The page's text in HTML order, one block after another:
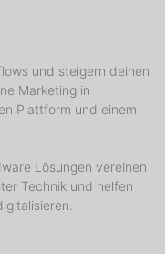
und steigern deinen
Marketing in
Plattform und einem
Lösungen vereinen
Technik und helfen